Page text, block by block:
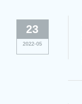
23
2022-05